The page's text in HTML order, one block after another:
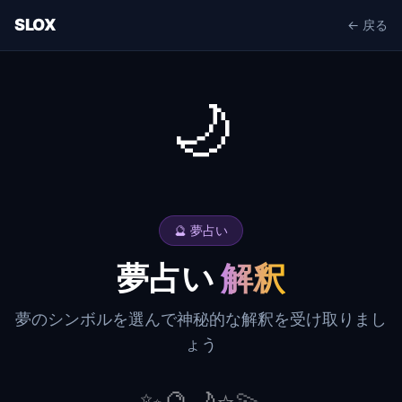
SLOX ← 戻る
🌙
🔮 夢占い
夢占い解釈
夢のシンボルを選んで神秘的な解釈を受け取りまし
ょう